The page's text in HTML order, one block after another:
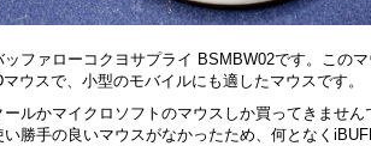
ファローコクヨサプライ BSMBW02です。この
ウスで、小型のモバイルにも適したマウスです。
ールかマイクロソフトのマウスしか買ってきませ
勝手の良いマウスがなかったため、何となく